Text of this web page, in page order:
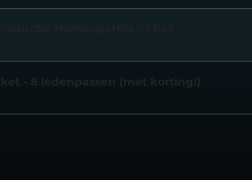
- 8 ledenpassen (met korting!)